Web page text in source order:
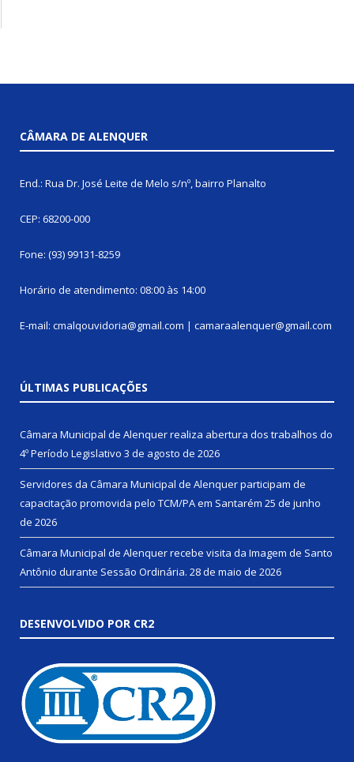
CÂMARA DE ALENQUER
End.: Rua Dr. José Leite de Melo s/nº, bairro Planalto
CEP: 68200-000
Fone: (93) 99131-8259
Horário de atendimento: 08:00 às 14:00
E-mail: cmalqouvidoria@gmail.com | camaraalenquer@gmail.com
ÚLTIMAS PUBLICAÇÕES
Câmara Municipal de Alenquer realiza abertura dos trabalhos do
4º Período Legislativo 3 de agosto de 2026
Servidores da Câmara Municipal de Alenquer participam de
capacitação promovida pelo TCM/PA em Santarém 25 de junho
de 2026
Câmara Municipal de Alenquer recebe visita da Imagem de Santo
Antônio durante Sessão Ordinária. 28 de maio de 2026
DESENVOLVIDO POR CR2